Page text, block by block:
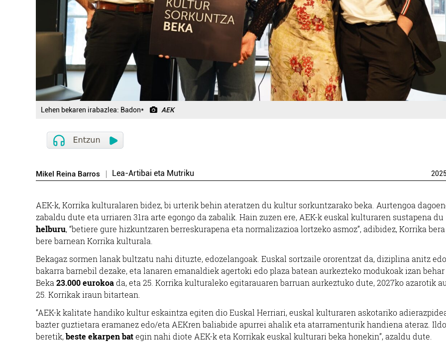
Lehen bekaren irabazlea: Badon* AEK
Mikel Reina Barros Lea-Artibai eta Mutriku 2025
AEK-k, Korrika kulturalaren bidez, bi urterik behin ateratzen du kultur sorkuntzarako beka. Aurtengoa
zabaldu dute eta urriaren 31ra arte egongo da zabalik. Hain zuzen ere, AEK-k euskal kulturaren sustapena du
helburu, “betiere gure hizkuntzaren berreskurapena eta normalizazioa lortzeko asmoz”, adibidez, Korrika
bere barnean Korrika kulturala.
Bekagaz sormen lanak bultzatu nahi dituzte, edozelangoak. Euskal sortzaile ororentzat da, diziplina anitz edo
bakarra barnebil dezake, eta lanaren emanaldiek agertoki edo plaza batean aurkezteko modukoak izan behar
Beka 23.000 eurokoada, eta 25. Korrika kulturaleko egitarauaren barruan aurkeztuko dute, 2027ko azarotik
25. Korrikak iraun bitartean.
“AEK-k kalitate handiko kultur eskaintza egiten dio Euskal Herriari, euskal kulturaren askotariko
bazter guztietara eramanez edo/eta AEKren baliabide apurrei ahalik eta atarramenturik handiena ateraz. Ildo
beretik,beste ekarpen bategin nahi diote AEK-k eta Korrikak euskal kulturari beka honekin”, azaldu dute.